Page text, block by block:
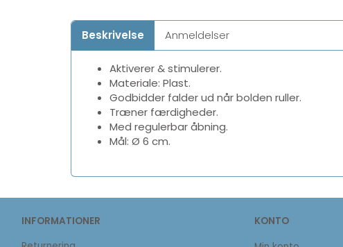
Beskrivelse Anmeldelser
Aktiverer & stimulerer.
Materiale: Plast.
Godbidder falder ud når bolden ruller.
Træner færdigheder.
Med regulerbar åbning.
Mål: Ø 6 cm.
INFORMATIONER
KONTO